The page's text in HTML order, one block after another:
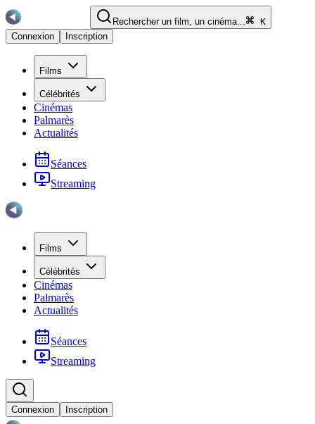
Rechercher un film, un cinéma...
K
Connexion
Inscription
Films
Célébrités
Cinémas
Palmarès
Actualités
Séances
Streaming
Films
Célébrités
Cinémas
Palmarès
Actualités
Séances
Streaming
Connexion Inscription